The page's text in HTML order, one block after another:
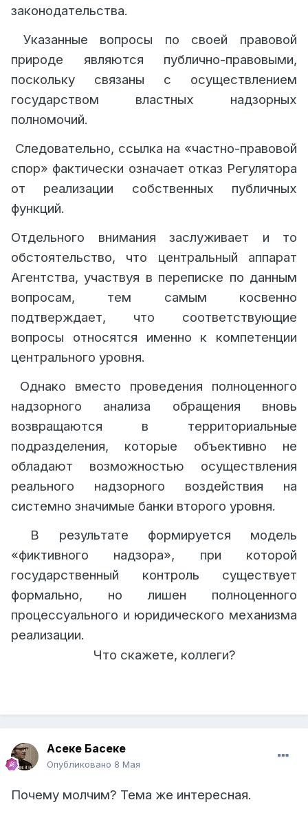
законодательства.
Указанные вопросы по своей правовой
природе являются публично-правовыми,
поскольку связаны с осуществлением
государством властных надзорных
полномочий.
Следовательно, ссылка на «частно-правовой
спор» фактически означает отказ Регулятора
от реализации собственных публичных
функций.
Отдельного внимания заслуживает и то
обстоятельство, что центральный аппарат
Агентства, участвуя в переписке по данным
вопросам, тем самым косвенно
подтверждает, что соответствующие
вопросы относятся именно к компетенции
центрального уровня.
Однако вместо проведения полноценного
надзорного анализа обращения вновь
возвращаются в территориальные
подразделения, которые объективно не
обладают возможностью осуществления
реального надзорного воздействия на
системно значимые банки второго уровня.
В результате формируется модель
«фиктивного надзора», при которой
государственный контроль существует
формально, но лишен полноценного
процессуального и юридического механизма
реализации.
Что скажете, коллеги?
Асеке Басеке
Опубликовано 8 Мая
Почему молчим? Тема же интересная.